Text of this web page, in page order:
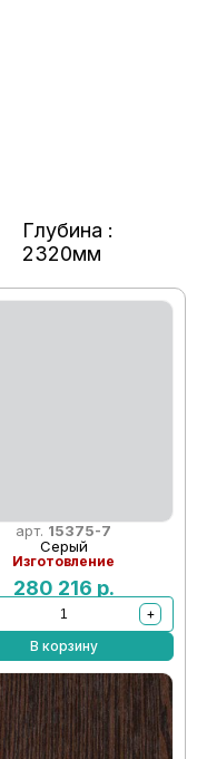
Глубина :
2320мм
арт. 15375-7
Серый
Изготовление
280 216 р.
+
В корзину